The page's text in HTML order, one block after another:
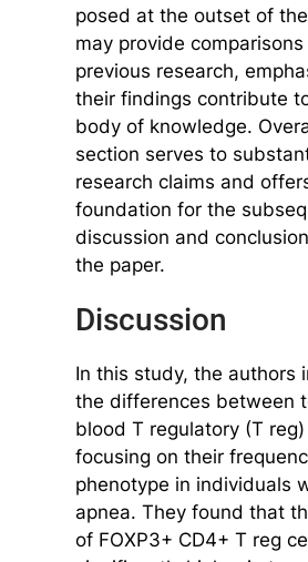
posed at the outset of
may provide
previous research,
their findings contribute
body of knowledge.
section serves to
research claims and
foundation for the
discussion and
the paper.
Discussion
In this study, the authors
the differences between
blood T regulatory (T
focusing on their
phenotype in individuals
apnea. They found that
of FOXP3+ CD4+ T reg